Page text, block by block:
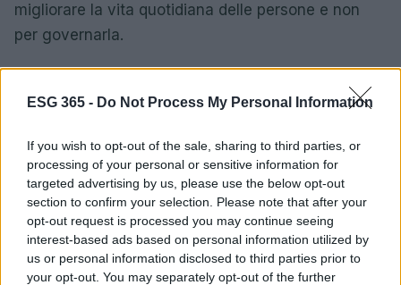
ESG 365 - Do Not Process My Personal Information
If you wish to opt-out of the sale, sharing to third parties, or
processing of your personal or sensitive information for
targeted advertising by us, please use the below opt-out
section to confirm your selection. Please note that after your
opt-out request is processed you may continue seeing
interest-based ads based on personal information utilized by
us or personal information disclosed to third parties prior to
your opt-out. You may separately opt-out of the further
migliorare la vita quotidiana delle persone e non
per governarla.
AUTORE
Andrea Innocenti ha coordinato dall'estero il
rientro di una cronista napoletana durante una
crisi diplomatica, gestendo contatti con
consolati; è corrispondente esteri che
definisce linee editoriali sulla geopolitica. Nato
a Napoli, parla dialetto locale e mantiene
rapporti con ONG partenopee.